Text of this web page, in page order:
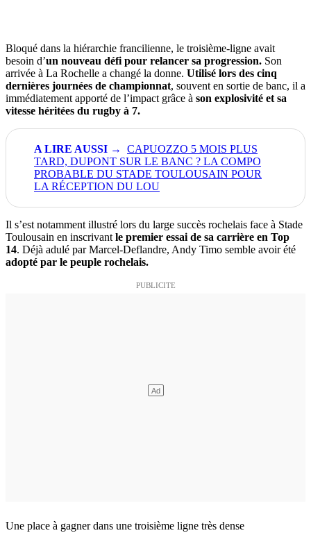
Bloqué dans la hiérarchie francilienne, le troisième-ligne avait
besoin d’un nouveau défi pour relancer sa progression. Son
arrivée à La Rochelle a changé la donne. Utilisé lors des cinq
dernières journées de championnat, souvent en sortie de banc, il a
immédiatement apporté de l’impact grâce à son explosivité et sa
vitesse héritées du rugby à 7.
CAPUOZZO 5 MOIS PLUS
TARD, DUPONT SUR LE BANC ? LA COMPO
PROBABLE DU STADE TOULOUSAIN POUR
LA RÉCEPTION DU LOU
Il s’est notamment illustré lors du large succès rochelais face à Stade
Toulousain en inscrivant le premier essai de sa carrière en Top
14. Déjà adulé par Marcel-Deflandre, Andy Timo semble avoir été
adopté par le peuple rochelais.
Une place à gagner dans une troisième ligne très dense